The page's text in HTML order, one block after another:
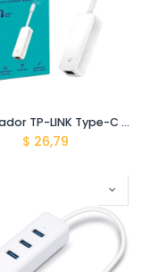
Adaptador TP-LINK Type-C To Rj45 GiGabite Ethernet Network UE300C
$ 26,79